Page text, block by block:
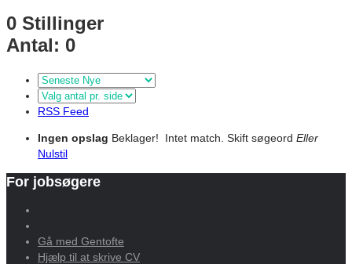
0 Stillinger
Antal: 0
RSS Feed
Ingen opslag Beklager! Intet match. Skift søgeord Eller
Nulstil
For jobsøgere
Gå med Gentofte
Hjælp til at skrive CV